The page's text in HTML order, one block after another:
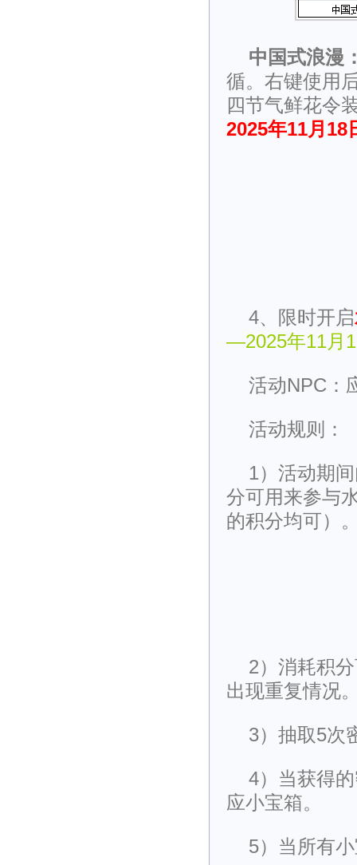
中国式浪漫
循。右键使用
四节气鲜花令
2025年11月18
4、限时开启
—2025年11月
活动NPC：
活动规则：
1）活动期
分可用来参与
的积分均可）
2）消耗积
出现重复情况
3）抽取5次
4）当获得
应小宝箱。
5）当所有